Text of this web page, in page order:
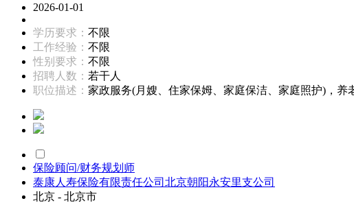
2026-01-01
学历要求： 不限
工作经验： 不限
性别要求： 不限
招聘人数： 若干人
职位描述： 家政服务(月嫂、住家保姆、家庭保洁、家庭照护)，
保险顾问/财务规划师
泰康人寿保险有限责任公司北京朝阳永安里支公司
北京 - 北京市